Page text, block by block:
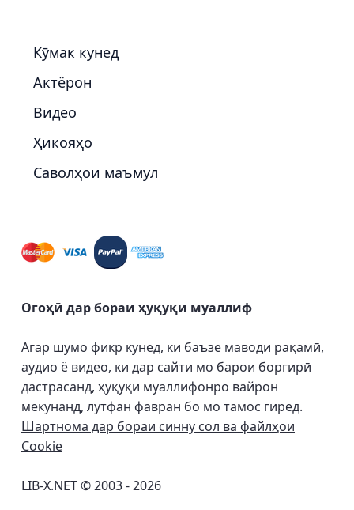
Кӯмак кунед
Актёрон
Видео
Ҳикояҳо
Саволҳои маъмул
Огоҳӣ дар бораи ҳуқуқи муаллиф
Агар шумо фикр кунед, ки баъзе маводи рақамӣ,
аудио ё видео, ки дар сайти мо барои боргирӣ
дастрасанд, ҳуқуқи муаллифонро вайрон
мекунанд, лутфан фавран бо мо тамос гиред.
Шартнома дар бораи синну сол ва файлҳои
Cookie
LIB-X.NET © 2003 - 2026